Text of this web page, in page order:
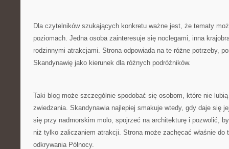
Dla czytelników szukających konkretu ważne jest, że tematy
poziomach. Jedna osoba zainteresuje się noclegami, inna
rodzinnymi atrakcjami. Strona odpowiada na te różne potrzeby,
Skandynawię jako kierunek dla różnych podróżników.
Taki blog może szczególnie spodobać się osobom, które nie
zwiedzania. Skandynawia najlepiej smakuje wtedy, gdy daje się
się przy nadmorskim molo, spojrzeć na architekturę i pozwolić,
niż tylko zaliczaniem atrakcji. Strona może zachęcać właśnie do
odkrywania Północy.